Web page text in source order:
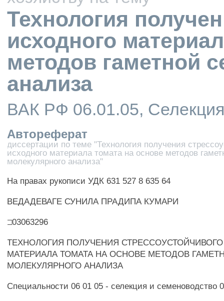
Технология
исходного
методов гаметной
анализа
ВАК РФ 06.01.05,
Автореферат
диссертации по теме "Технология получения
исходного материала томата на основе методов
молекулярного анализа"
На правах рукописи УДК 631 527 8 635 64
ВЕДАДЕВАГЕ СУНИЛА ПРАДИПА КУМАРИ
□03063296
ТЕХНОЛОГИЯ ПОЛУЧЕНИЯ
МАТЕРИАЛА ТОМАТА НА ОСНОВЕ МЕТОДОВ
МОЛЕКУЛЯРНОГО АНАЛИЗА
Специальности 06 01 05 - селекция и семеноводство